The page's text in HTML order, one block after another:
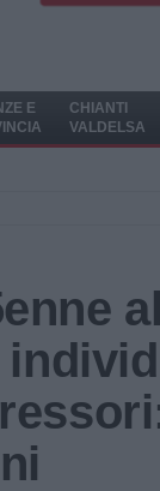
E
CHIANTI
VALDELSA